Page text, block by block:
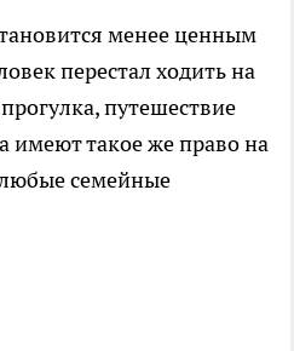
менее ценным
перестал ходить на
путешествие
имеют такое же право на
семейные